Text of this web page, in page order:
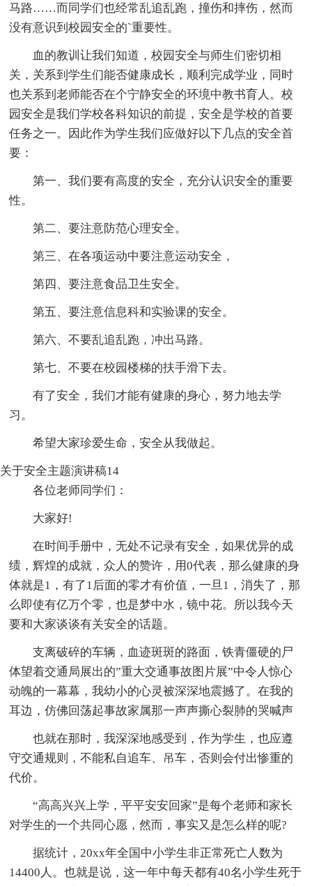
马路……而同学们也经常乱追乱跑，撞伤和摔伤，然而
没有意识到校园安全的`重要性。
血的教训让我们知道，校园安全与师生们密切相
关，关系到学生们能否健康成长，顺利完成学业，同时
也关系到老师能否在个宁静安全的环境中教书育人。校
园安全是我们学校各科知识的前提，安全是学校的首要
任务之一。因此作为学生我们应做好以下几点的安全首
要：
第一、我们要有高度的安全，充分认识安全的重要
性。
第二、要注意防范心理安全。
第三、在各项运动中要注意运动安全，
第四、要注意食品卫生安全。
第五、要注意信息科和实验课的安全。
第六、不要乱追乱跑，冲出马路。
第七、不要在校园楼梯的扶手滑下去。
有了安全，我们才能有健康的身心，努力地去学
习。
希望大家珍爱生命，安全从我做起。
关于安全主题演讲稿14
各位老师同学们：
大家好!
在时间手册中，无处不记录有安全，如果优异的成
绩，辉煌的成就，众人的赞许，用0代表，那么健康的身
体就是1，有了1后面的零才有价值，一旦1，消失了，那
么即使有亿万个零，也是梦中水，镜中花。所以我今天
要和大家谈谈有关安全的话题。
支离破碎的车辆，血迹斑斑的路面，铁青僵硬的尸
体望着交通局展出的”重大交通事故图片展”中令人惊心
动魄的一幕幕，我幼小的心灵被深深地震撼了。在我的
耳边，仿佛回荡起事故家属那一声声撕心裂肺的哭喊声
也就在那时，我深深地感受到，作为学生，也应遵
守交通规则，不能私自追车、吊车，否则会付出惨重的
代价。
“高高兴兴上学，平平安安回家”是每个老师和家长
对学生的一个共同心愿，然而，事实又是怎么样的呢?
据统计，20xx年全国中小学生非正常死亡人数为
14400人。也就是说，这一年中每天都有40名小学生死于